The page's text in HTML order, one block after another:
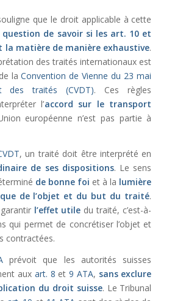
que le droit applicable à cette
question de savoir si les art. 10 et
la matière de manière exhaustive.
des traités internationaux est
laConvention de Vienne du 23 mai
traités (CVDT). Ces règles
l’accord sur le transport
européenne n’est pas partie à
, un traité doit être interprété en
de ses dispositions. Le sens
de bonne foi et à la lumière
de l’objet et du but du traité.
l’effet utile du traité, c’est-à-
qui permet de concrétiser l’objet et
contractées.
prévoit que les autorités suisses
aux art. 8 et9 ATA, sans exclure
du droit suisse. Le Tribunal